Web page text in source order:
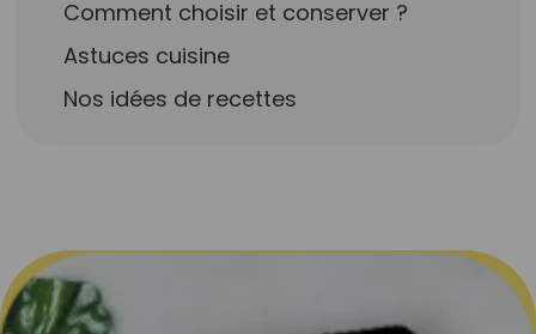
Comment choisir et conserver ?
Astuces cuisine
Nos idées de recettes